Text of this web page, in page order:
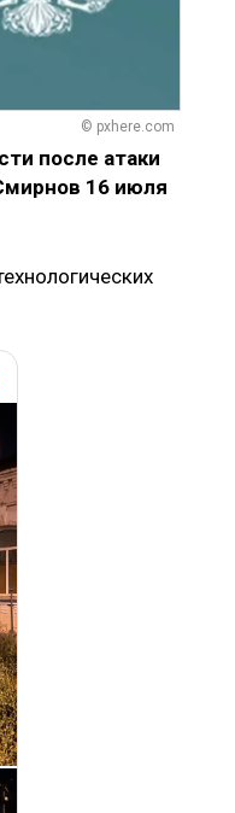
© pxhere.com
после атаки
16 июля